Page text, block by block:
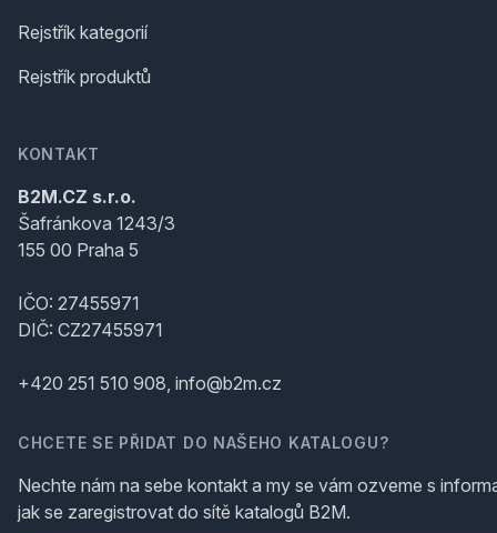
Rejstřík kategorií
Rejstřík produktů
KONTAKT
B2M.CZ s.r.o.
Šafránkova 1243/3
155 00 Praha 5
IČO: 27455971
DIČ: CZ27455971
+420 251 510 908, info@b2m.cz
CHCETE SE PŘIDAT DO NAŠEHO KATALOGU?
Nechte nám na sebe kontakt a my se vám ozveme s
jak se zaregistrovat do sítě katalogů B2M.